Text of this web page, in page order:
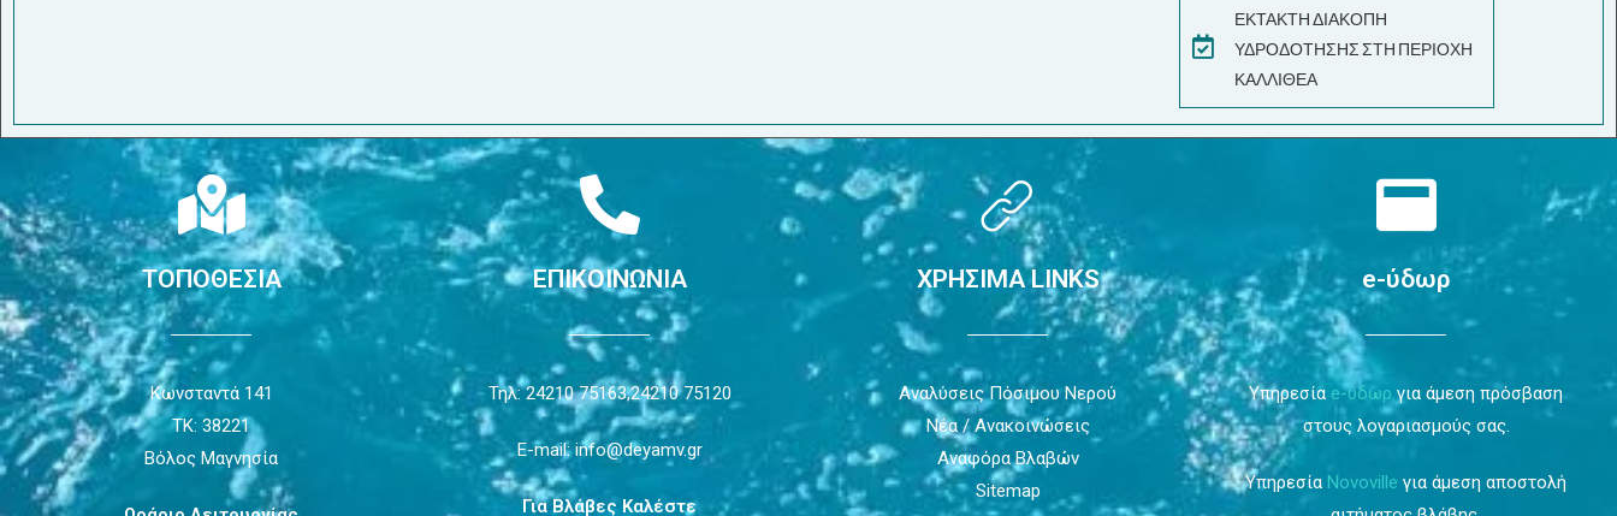
ΕΚΤΑΚΤΗ ΔΙΑΚΟΠΗ
ΥΔΡΟΔΟΤΗΣΗΣ ΣΤΗ ΠΕΡΙΟΧΗ
ΚΑΛΛΙΘΕΑ
ΤΟΠΟΘΕΣΙΑ
Κωνσταντά 141
ΤΚ: 38221
Βόλος Μαγνησία
ΕΠΙΚΟΙΝΩΝΙΑ
Τηλ: 24210 75163,24210 75120
E-mail: info@deyamv.gr
Για Βλάβες Καλέστε
ΧΡΗΣΙΜΑ LINKS
Αναλύσεις Πόσιμου Νερού
Νέα / Ανακοινώσεις
Αναφόρα Βλαβών
Sitemap
e-ύδωρ
Υπηρεσία e-ύδωρ για άμεση πρόσβαση
στους λογαριασμούς σας.
Υπηρεσία Novoville για άμεση αποστολή